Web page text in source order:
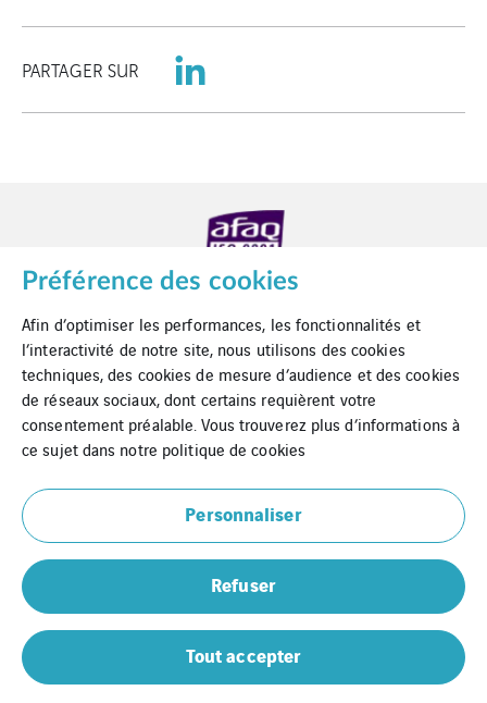
PARTAGER SUR
Contact
Mentions Légales
Cookies
Plan du site
Prometeo
Préférence des cookies
Afin d’optimiser les performances, les fonctionnalités et
l’interactivité de notre site, nous utilisons des cookies
techniques, des cookies de mesure d’audience et des cookies
de réseaux sociaux, dont certains requièrent votre
consentement préalable. Vous trouverez plus d’informations à
ce sujet dans notre politique de cookies
Personnaliser
Refuser
Tout accepter